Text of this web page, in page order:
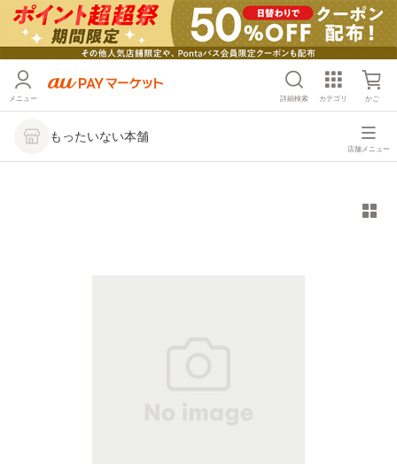
メニュー 詳細検索 カテゴリ かご
もったいない本舗
店舗メニュー